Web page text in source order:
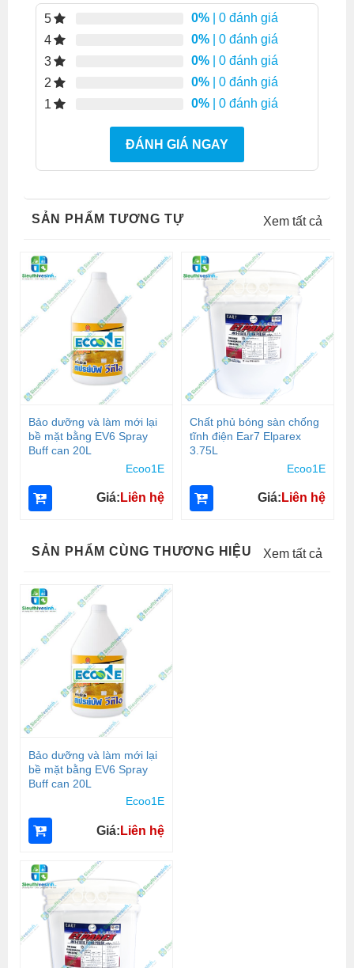
5 0% | 0 đánh giá
4
0% | 0 đánh giá
3
0% | 0 đánh giá
2
0% | 0 đánh giá
1
0% | 0 đánh giá
ĐÁNH GIÁ NGAY
SẢN PHẨM TƯƠNG TỰ Xem tất cả
Bảo dưỡng và làm mới lại
bề mặt bằng EV6 Spray
Buff can 20L
Ecoo1E
Giá: Liên hệ
Chất phủ bóng sàn chống
tĩnh điện Ear7 Elparex
3.75L
Ecoo1E
Giá: Liên hệ
SẢN PHẨM CÙNG THƯƠNG HIỆU Xem tất cả
Bảo dưỡng và làm mới lại
bề mặt bằng EV6 Spray
Buff can 20L
Ecoo1E
Giá: Liên hệ